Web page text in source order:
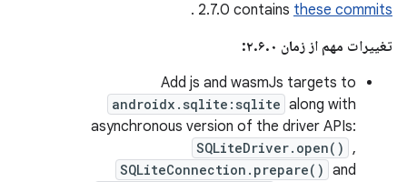
2.7.0 contains these commits
.
تغییرات مهم از زمان ۲.۶.۰:
Add js and wasmJs targets to
androidx.sqlite:sqlite along with
asynchronous version of the driver APIs:
SQLiteDriver.open() ,
SQLiteConnection.prepare() and